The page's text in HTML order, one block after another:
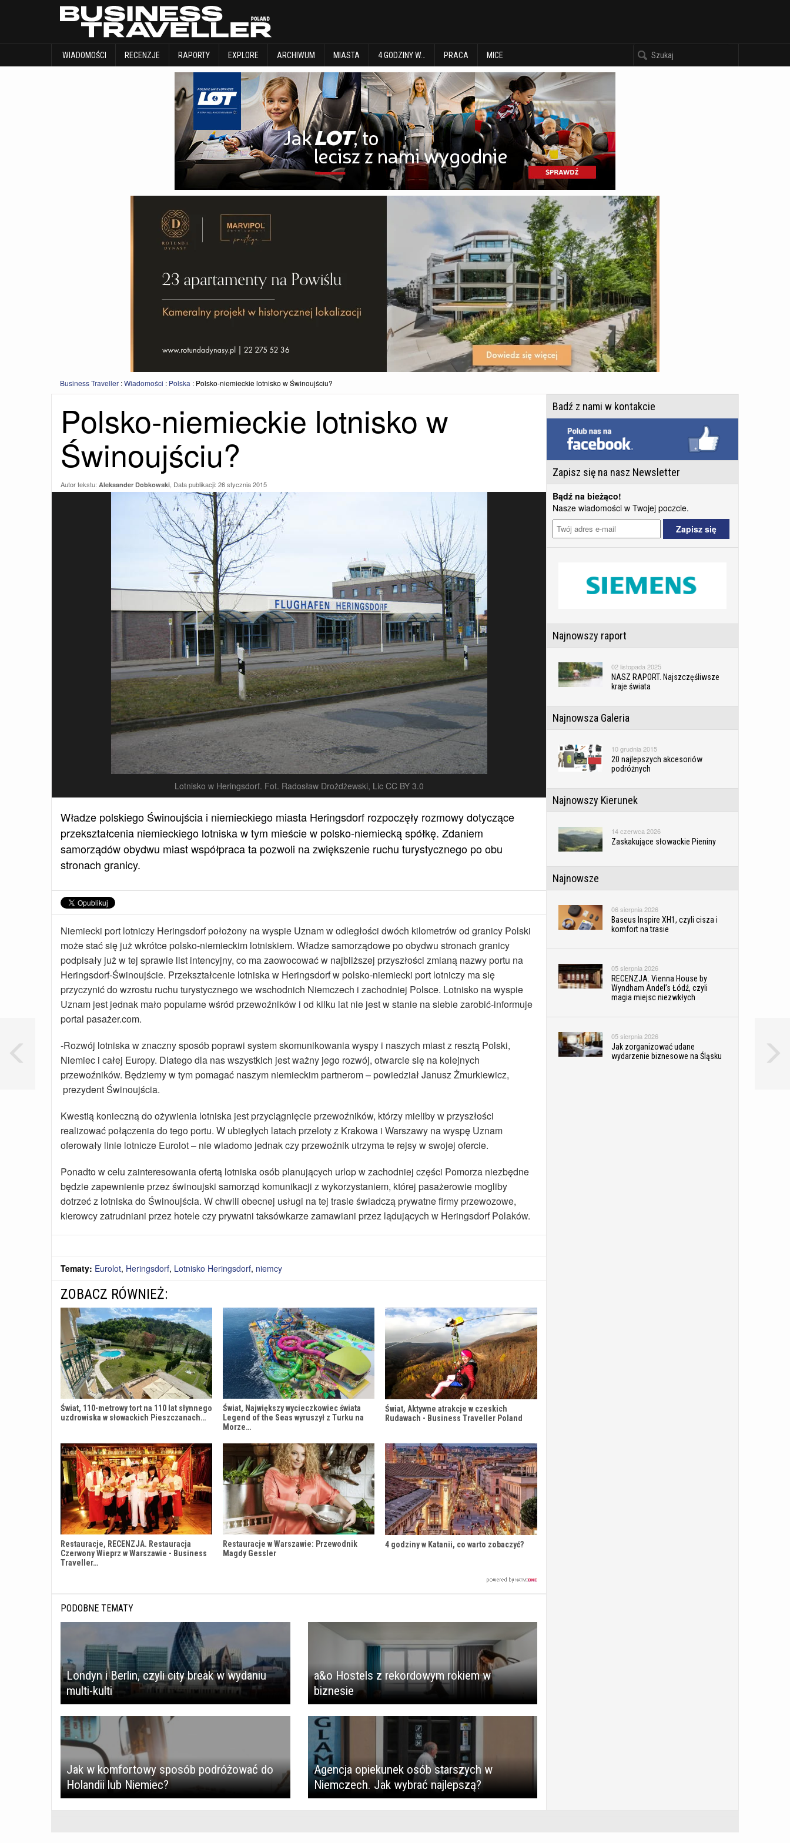
WIADOMOŚCI RECENZJE RAPORTY EXPLORE ARCHIWUM MIASTA 4 GODZINY W… PRACA MICE
WIADOMOŚCI RECENZJE
Business Traveller :Wiadomości : Polska : Polsko-niemieckie lotnisko w Świnoujściu?
Polsko-niemieckie lotnisko w
Świnoujściu?
Autor tekstu: Aleksander Dobkowski, Data publikacji: 26 stycznia 2015
Lotnisko w Heringsdorf. Fot. Radosław Drożdżewski, Lic CC BY 3.0
Władze polskiego Świnoujścia i niemieckiego miasta Heringsdorf rozpoczęły rozmowy dotyczące
przekształcenia niemieckiego lotniska w tym mieście w polsko-niemiecką spółkę. Zdaniem
samorządów obydwu miast współpraca ta pozwoli na zwiększenie ruchu turystycznego po obu
stronach granicy.
Niemiecki port lotniczy Heringsdorf położony na wyspie Uznam w odległości dwóch kilometrów od granicy Polski
może stać się już wkrótce polsko-niemieckim lotniskiem. Władze samorządowe po obydwu stronach granicy
podpisały już w tej sprawie list intencyjny, co ma zaowocować w najbliższej przyszłości zmianą nazwy portu na
Heringsdorf-Świnoujście. Przekształcenie lotniska w Heringsdorf w polsko-niemiecki port lotniczy ma się
przyczynić do wzrostu ruchu turystycznego we wschodnich Niemczech i zachodniej Polsce. Lotnisko na wyspie
Uznam jest jednak mało popularne wśród przewoźników i od kilku lat nie jest w stanie na siebie zarobić-informuje
portal pasażer.com.
-Rozwój lotniska w znaczny sposób poprawi system skomunikowania wyspy i naszych miast z resztą Polski,
Niemiec i całej Europy. Dlatego dla nas wszystkich jest ważny jego rozwój, otwarcie się na kolejnych
przewoźników. Będziemy w tym pomagać naszym niemieckim partnerom – powiedział Janusz Żmurkiewicz,
prezydent Świnoujścia.
Kwestią konieczną do ożywienia lotniska jest przyciągnięcie przewoźników, którzy mieliby w przyszłości
realizować połączenia do tego portu. W ubiegłych latach przeloty z Krakowa i Warszawy na wyspę Uznam
oferowały linie lotnicze Eurolot – nie wiadomo jednak czy przewoźnik utrzyma te rejsy w swojej ofercie.
Ponadto w celu zainteresowania ofertą lotniska osób planujących urlop w zachodniej części Pomorza niezbędne
będzie zapewnienie przez świnoujski samorząd komunikacji z wykorzystaniem, której pasażerowie mogliby
dotrzeć z lotniska do Świnoujścia. W chwili obecnej usługi na tej trasie świadczą prywatne firmy przewozowe,
kierowcy zatrudniani przez hotele czy prywatni taksówkarze zamawiani przez lądujących w Heringsdorf Polaków.
Tematy: Eurolot, Heringsdorf, Lotnisko Heringsdorf, niemcy
ZOBACZ RÓWNIEŻ:
Świat, 110-metrowy tort na 110 lat słynnego
uzdrowiska w słowackich Pieszczanach…
Świat, Największy wycieczkowiec świata
Legend of the Seas wyruszył z Turku na
Morze…
Świat, Aktywne atrakcje w czeskich
Rudawach - Business Traveller Poland
Restauracje, RECENZJA. Restauracja
Czerwony Wieprz w Warszawie - Business
Traveller…
Restauracje w Warszawie: Przewodnik
Magdy Gessler
4 godziny w Katanii, co warto zobaczyć?
PODOBNE TEMATY
Londyn i Berlin, czyli city break w wydaniu
multi-kulti
a&o Hostels z rekordowym rokiem w
biznesie
Jak w komfortowy sposób podróżować do
Holandii lub Niemiec?
Agencja opiekunek osób starszych w
Niemczech. Jak wybrać najlepszą?
Badź z nami w kontakcie
Zapisz się na nasz Newsletter
Bądź na bieżąco!
Nasze wiadomości w Twojej poczcie.
Najnowszy raport
02 listopada 2025
NASZ RAPORT. Najszczęśliwsze
kraje świata
Najnowsza Galeria
10 grudnia 2015
20 najlepszych akcesoriów
podróżnych
Najnowszy Kierunek
14 czerwca 2026
Zaskakujące słowackie Pieniny
Najnowsze
06 sierpnia 2026
Baseus Inspire XH1, czyli cisza i
komfort na trasie
05 sierpnia 2026
RECENZJA. Vienna House by
Wyndham Andel’s Łódź, czyli
magia miejsc niezwkłych
05 sierpnia 2026
Jak zorganizować udane
wydarzenie biznesowe na Śląsku